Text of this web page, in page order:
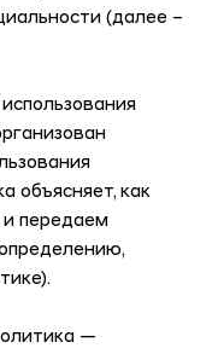
(далее –
объясняет, как
и передаем
—